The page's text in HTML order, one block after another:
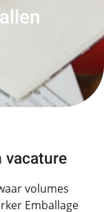
vacature
volumes
Emballage